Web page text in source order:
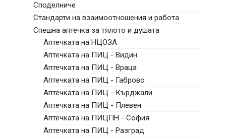
Споделниче
Стандарти на взаимоотношения и работа
Спешна аптечка за тялото и душата
Аптечката на НЦОЗА
Аптечката на ПИЦ - Видин
Аптечката на ПИЦ - Враца
Аптечката на ПИЦ - Габрово
Аптечката на ПИЦ - Кърджали
Аптечката на ПИЦ - Плевен
Аптечката на ПИЦПН - София
Аптечката на ПИЦ - Разград